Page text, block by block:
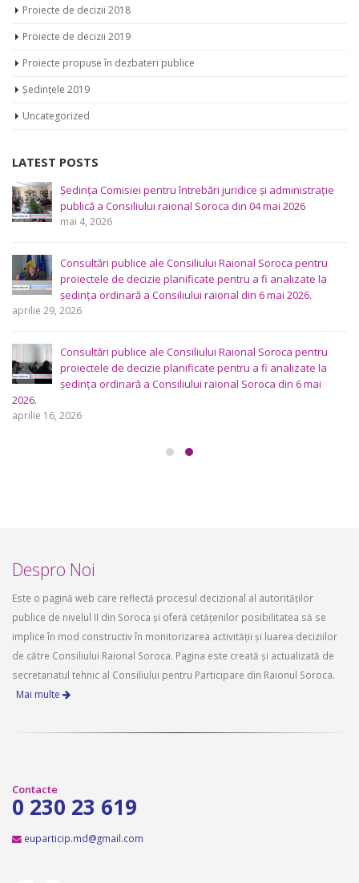
Proiecte de decizii 2018
Proiecte de decizii 2019
Proiecte propuse în dezbateri publice
Ședințele 2019
Uncategorized
LATEST POSTS
Ședința Comisiei pentru întrebări juridice şi administraţie
publică a Consiliului raional Soroca din 04 mai 2026
mai 4, 2026
Consultări publice ale Consiliului Raional Soroca pentru
proiectele de decizie planificate pentru a fi analizate la
ședința ordinară a Consiliului raional din 6 mai 2026.
aprilie 29, 2026
Consultări publice ale Consiliului Raional Soroca pentru
proiectele de decizie planificate pentru a fi analizate la
ședința ordinară a Consiliului raional Soroca din 6 mai
2026.
aprilie 16, 2026
Despro Noi
Este o pagină web care reflectă procesul decizional al autorităților
publice de nivelul II din Soroca și oferă cetățenilor posibilitatea să se
implice în mod constructiv în monitorizarea activității și luarea deciziilor
de către Consiliului Raional Soroca. Pagina este creată și actualizată de
secretariatul tehnic al Consiliului pentru Participare din Raionul Soroca.
Mai multe
Contacte
0 230 23 619
euparticip.md@gmail.com